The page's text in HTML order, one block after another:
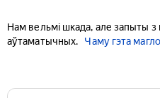
Нам вельмі шкада, але запыты
аўтаматычных.
Чаму гэта